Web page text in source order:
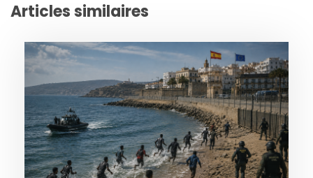
Articles similaires